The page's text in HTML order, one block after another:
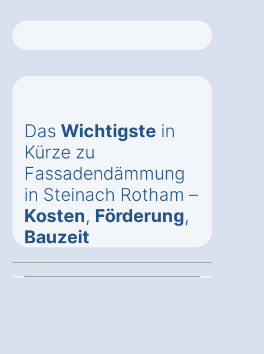
Das Wichtigste in
Kürze zu
Fassadendämmung
in Steinach Rotham –
Kosten, Förderung,
Bauzeit